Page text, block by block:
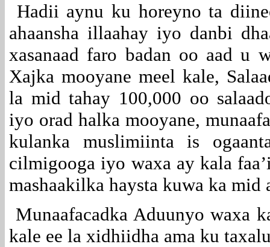
Hadii aynu ku horeyno ta
ahaansha illaahay iyo danbi
xasanaad faro badan oo aad u
Xajka mooyane meel kale,
la mid tahay 100,000 oo
iyo orad halka mooyane,
kulanka muslimiinta is
cilmigooga iyo waxa ay kala
mashaakilka haysta kuwa ka mid
Munaafacadka Aduunyo waxa
kale ee la xidhiidha ama ku